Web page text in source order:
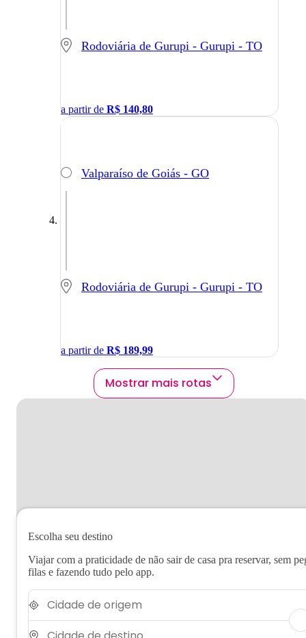
Rodoviária de Gurupi - Gurupi - TO
a partir de R$ 140,80
Valparaíso de Goiás - GO
Rodoviária de Gurupi - Gurupi - TO
a partir de R$ 189,99
Mostrar mais rotas
Escolha seu destino
Viajar com a praticidade de não sair de casa pra reservar, sem
filas e fazendo tudo pelo app.